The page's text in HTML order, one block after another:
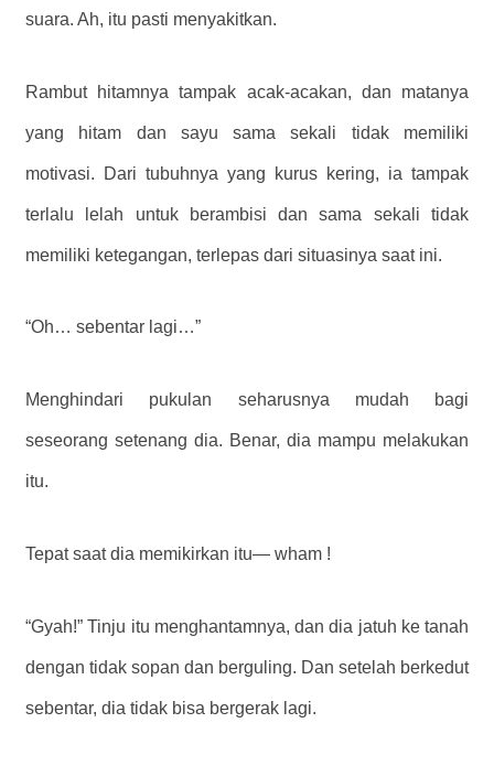
suara. Ah, itu pasti menyakitkan.
Rambut hitamnya tampak acak-acakan, dan matanya
yang hitam dan sayu sama sekali tidak memiliki
motivasi. Dari tubuhnya yang kurus kering, ia tampak
terlalu lelah untuk berambisi dan sama sekali tidak
memiliki ketegangan, terlepas dari situasinya saat ini.
“Oh… sebentar lagi…”
Menghindari pukulan seharusnya mudah bagi
seseorang setenang dia. Benar, dia mampu melakukan
itu.
Tepat saat dia memikirkan itu— wham !
“Gyah!” Tinju itu menghantamnya, dan dia jatuh ke tanah
dengan tidak sopan dan berguling. Dan setelah berkedut
sebentar, dia tidak bisa bergerak lagi.